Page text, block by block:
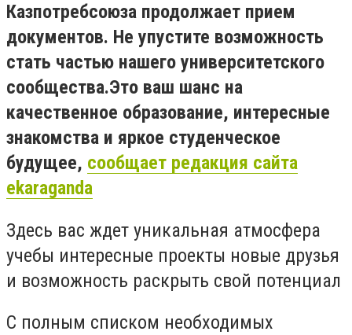
Казпотребсоюза продолжает прием
документов. Не упустите возможность
стать частью нашего университетского
сообщества.Это ваш шанс на
качественное образование, интересные
знакомства и яркое студенческое
будущее, сообщает редакция сайта
ekaraganda
Здесь вас ждет уникальная атмосфера
учебы интересные проекты новые друзья
и возможность раскрыть свой потенциал
С полным списком необходимых